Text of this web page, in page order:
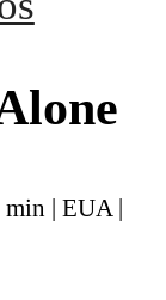
min | EUA |